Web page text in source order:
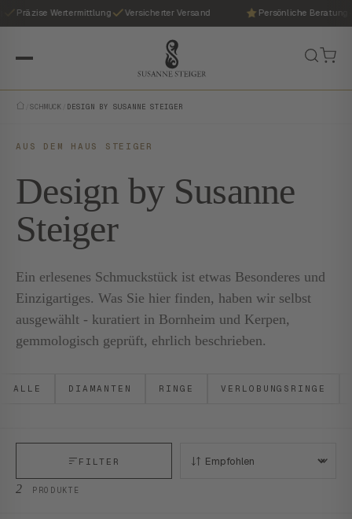
Präzise Wertermittlung Versicherter Versand Persönliche Beratung
SCHMUCK DESIGN BY SUSANNE STEIGER
AUS DEM HAUS STEIGER
Design by Susanne
Steiger
Ein erlesenes Schmuckstück ist etwas Besonderes und
Einzigartiges. Was Sie hier finden, haben wir selbst
ausgewählt - kuratiert in Bornheim und Kerpen,
gemmologisch geprüft, ehrlich beschrieben.
ALLE DIAMANTEN RINGE VERLOBUNGSRINGE
2 PRODUKTE
FILTER SORTIEREN: